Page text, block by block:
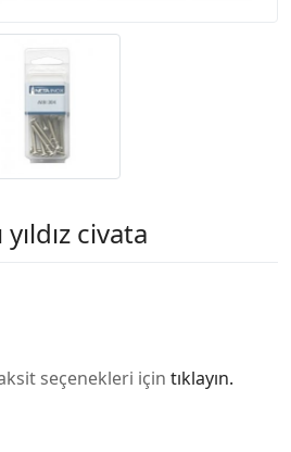
civata
seçenekleri için tıklayın.